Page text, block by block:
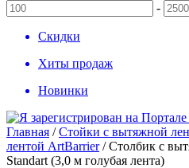
-
Скидки
Хиты продаж
Новинки
Главная /Стойки с вытяжной
лентой ArtBarrier/Столбик с
Standart (3,0 м голубая лента)